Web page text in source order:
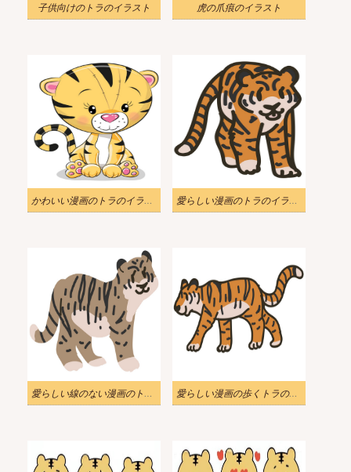
子供向けのトラのイラスト 虎の爪痕のイラスト
かわいい漫画のトラのイラスト 愛らしい漫画のトラのイラスト
愛らしい線のない漫画のトラのイラスト 愛らしい漫画の歩くトラのイラスト